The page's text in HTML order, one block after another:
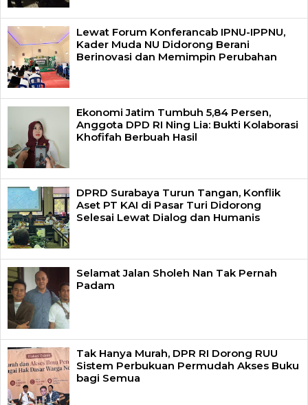
Lewat Forum Konferancab IPNU-IPPNU,
Kader Muda NU Didorong Berani
Berinovasi dan Memimpin Perubahan
Ekonomi Jatim Tumbuh 5,84 Persen,
Anggota DPD RI Ning Lia: Bukti Kolaborasi
Khofifah Berbuah Hasil
DPRD Surabaya Turun Tangan, Konflik
Aset PT KAI di Pasar Turi Didorong
Selesai Lewat Dialog dan Humanis
Selamat Jalan Sholeh Nan Tak Pernah
Padam
Tak Hanya Murah, DPR RI Dorong RUU
Sistem Perbukuan Permudah Akses Buku
bagi Semua